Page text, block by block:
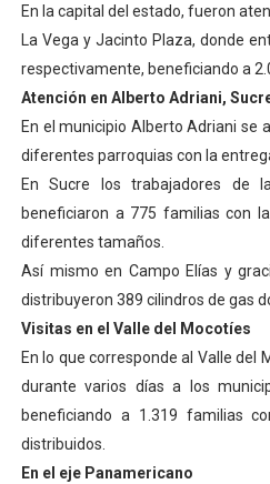
En la capital del estado, fueron
La Vega y Jacinto Plaza, donde
respectivamente, beneficiando a
Atención en Alberto Adriani,
En el municipio Alberto Adriani se
diferentes parroquias con la
En Sucre los trabajadores de
beneficiaron a 775 familias con
diferentes tamaños.
Así mismo en Campo Elías y
distribuyeron 389 cilindros de gas
Visitas en el Valle del Mocotíes
En lo que corresponde al Valle del
durante varios días a los
beneficiando a 1.319 familias
distribuidos.
En el eje Panamericano